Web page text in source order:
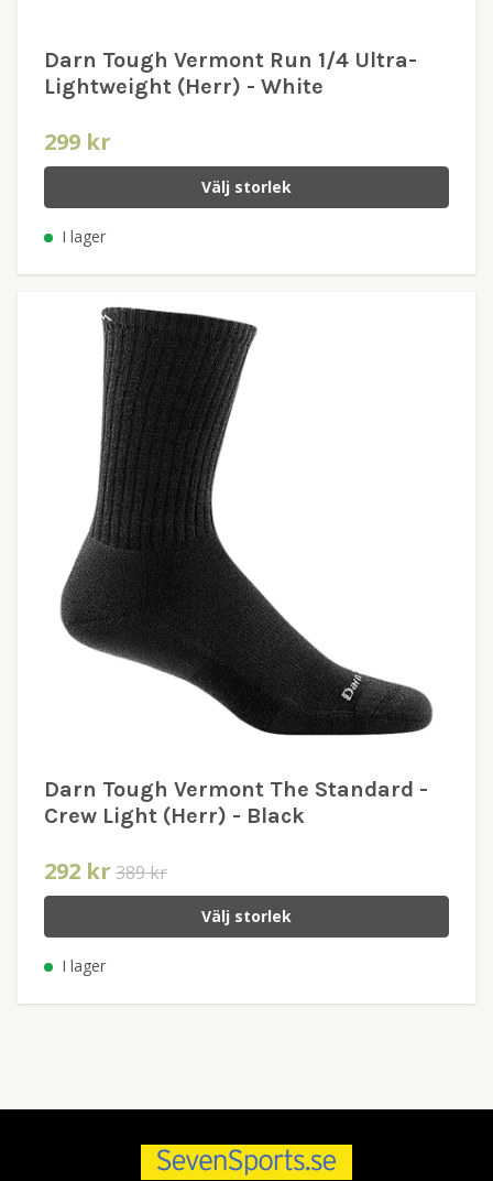
Darn Tough Vermont Run 1/4 Ultra-
Lightweight (Herr) - White
299 kr
Välj storlek
I lager
Darn Tough Vermont The Standard -
Crew Light (Herr) - Black
292 kr 389 kr
Välj storlek
I lager